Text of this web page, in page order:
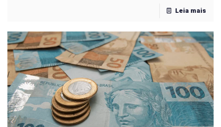
Leia mais